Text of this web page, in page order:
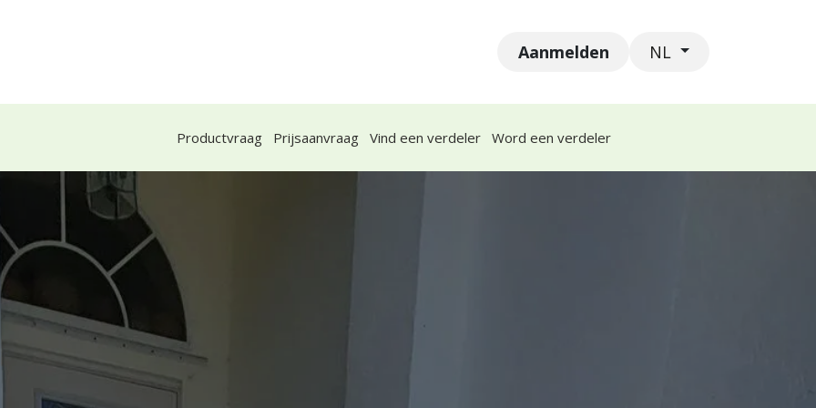
Vacatures
Aanmelden NL
Productvraag Prijsaanvraag Vind een verdeler Word een verdeler